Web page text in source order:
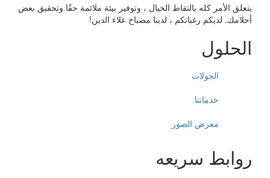
يتعلق الأمر كله بالتقاط الخيال ، وتوفير بيئة ملائمة حقًا وتحقيق بعض
أحلامك. لديكم رغباتكم ، لدينا مصباح علاء الدين!
الحلول
الجولات
خدماتنا
معرض الصور
روابط سريعه